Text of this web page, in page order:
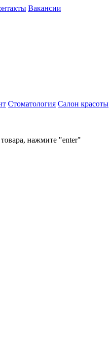
Вакансии
Стоматология Салон красоты
нажмите "enter"